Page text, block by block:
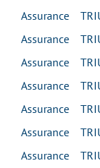
Assurance
Assurance
Assurance
Assurance
Assurance
Assurance
Assurance